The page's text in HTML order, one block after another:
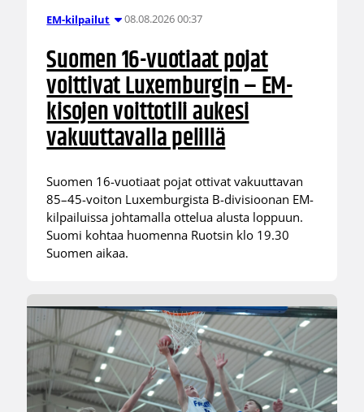
EM-kilpailut 08.08.2026 00:37
Suomen 16-vuotiaat pojat
voittivat Luxemburgin – EM-
kisojen voittotili aukesi
vakuuttavalla pelillä
Suomen 16-vuotiaat pojat ottivat vakuuttavan
85–45-voiton Luxemburgista B-divisioonan EM-
kilpailuissa johtamalla ottelua alusta loppuun.
Suomi kohtaa huomenna Ruotsin klo 19.30
Suomen aikaa.